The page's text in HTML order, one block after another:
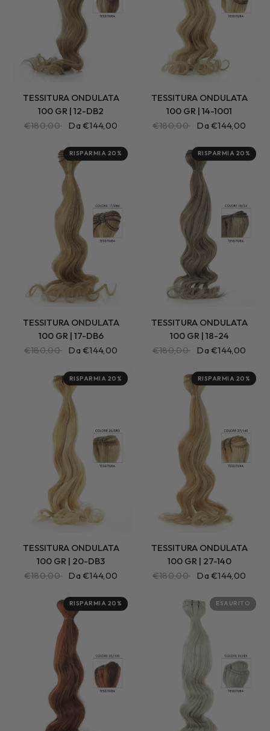
TESSITURA ONDULATA
100 GR | 12-DB2
€180,00 Da €144,00
TESSITURA ONDULATA
100 GR | 14-1001
€180,00 Da €144,00
RISPARMIA 20%
TESSITURA ONDULATA
100 GR | 17-DB6
€180,00 Da €144,00
RISPARMIA 20%
TESSITURA ONDULATA
100 GR | 18-24
€180,00 Da €144,00
RISPARMIA 20%
TESSITURA ONDULATA
100 GR | 20-DB3
€180,00 Da €144,00
RISPARMIA 20%
TESSITURA ONDULATA
100 GR | 27-140
€180,00 Da €144,00
RISPARMIA 20% ESAURITO